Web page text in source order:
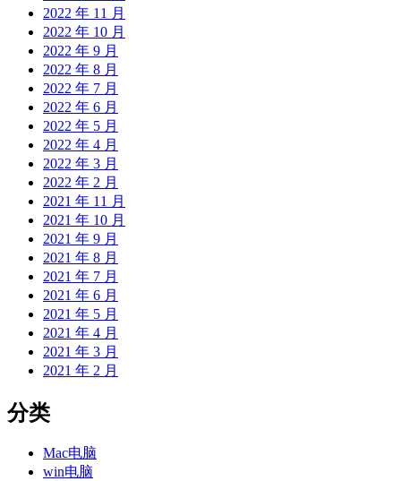
2022 年 11 月
2022 年 10 月
2022 年 9 月
2022 年 8 月
2022 年 7 月
2022 年 6 月
2022 年 5 月
2022 年 4 月
2022 年 3 月
2022 年 2 月
2021 年 11 月
2021 年 10 月
2021 年 9 月
2021 年 8 月
2021 年 7 月
2021 年 6 月
2021 年 5 月
2021 年 4 月
2021 年 3 月
2021 年 2 月
分类
Mac电脑
win电脑